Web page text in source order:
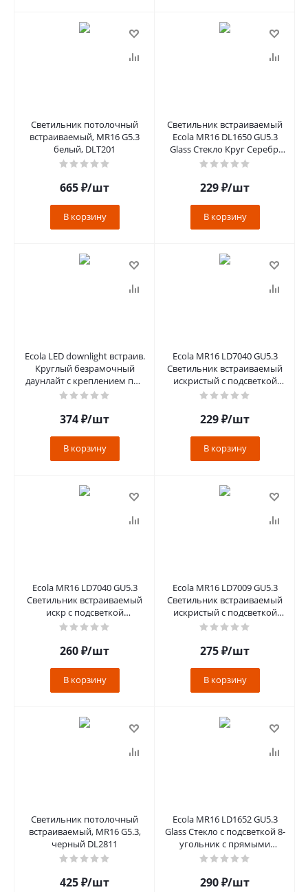
Светильник потолочный
встраиваемый, MR16 G5.3
белый, DLT201
665₽/шт
В корзину
Светильник встраиваемый
Ecola MR16 DL1650 GU5.3
Glass Стекло Круг Серебр.
блеск/Хром
229₽/шт
В корзину
Ecola LED downlight встраив.
Круглый безрамочный
даунлайт с креплением под
любое отверстие (55-
374₽/шт
В корзину
Ecola MR16 LD7040 GU5.3
Светильник встраиваемый
искристый с подсветкой
"Бабочки" Светло-розовый/
229₽/шт
В корзину
Ecola MR16 LD7040 GU5.3
Светильник встраиваемый
искр с подсветкой
"Бабочки"Светло-
медь25x95
260₽/шт
В корзину
Ecola MR16 LD7009 GU5.3
Светильник встраиваемый
искристый с подсветкой
"Кристалл" Прозрачный и
275₽/шт
В корзину
Светильник потолочный
встраиваемый, MR16 G5.3,
черный DL2811
425₽/шт
Ecola MR16 LD1652 GU5.3
Glass Стекло с подсветкой 8-
угольник с прямыми
гранями Колотый лед на
290₽/шт